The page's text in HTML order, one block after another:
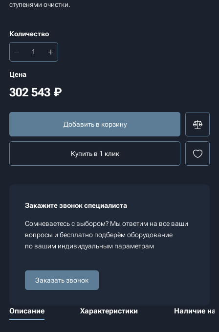
ступенями очистки.
Количество
Цена
302 543 ₽
Добавить в корзину
Купить в 1 клик
Описание Характеристики Наличие на
Закажите звонок специалиста
Сомневаетесь с выбором? Мы ответим на все ваши
вопросы и бесплатно подберём оборудование
по вашим индивидуальным параметрам
Заказать звонок